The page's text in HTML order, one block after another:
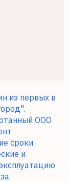
из первых в
ООО
сроки
и